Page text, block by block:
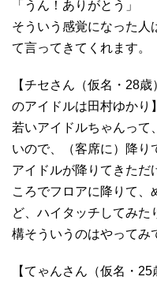
「うん！ありがとう」
そういう感覚になった人
て言ってきてくれます。
【チセさん（仮名・28
のアイドルは田村ゆかり】
若いアイドルちゃんって
いので、（客席に）降り
アイドルが降りてきただ
ころでフロアに降りて、
ど、ハイタッチしてみた
構そういうのはやってみ
【てゃんさん（仮名・